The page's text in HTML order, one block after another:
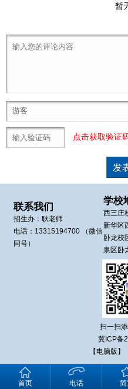
暂
点击获取验证
联系我们
招生办： 耿老师
电话： 13315194700（微信
同号）
学校
西三庄
新华区
卧龙校
泉区卧
扫一扫
冀ICP备
【电脑版】
首页 电话